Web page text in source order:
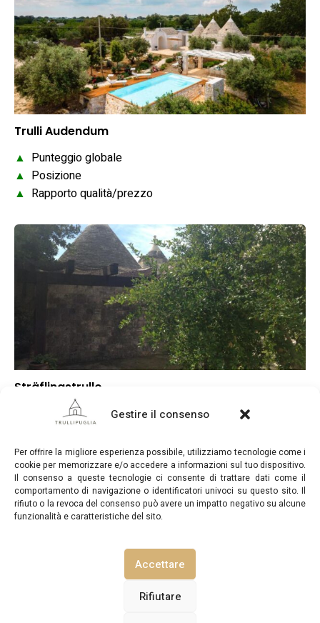
Gestire il consenso
Per offrire la migliore esperienza possibile, utilizziamo tecnologie come i
cookie per memorizzare e/o accedere a informazioni sul tuo dispositivo.
Il consenso a queste tecnologie ci consente di trattare dati come il
comportamento di navigazione o identificatori univoci su questo sito. Il
rifiuto o la revoca del consenso può avere un impatto negativo su alcune
funzionalità e caratteristiche del sito.
Accettare
Rifiutare
Trulli Audendum
▲ Punteggio globale
▲ Posizione
▲ Rapporto qualità/prezzo
Sträflingstrullo
Punteggio globale
–Rapporto qualità/prezzo
TrulliPuglia.com © Copyright 2026. Tutti i diritti riservati.
INFORMATIVA SULLA PRIVACY